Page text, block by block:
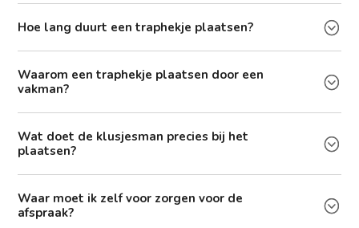
Hoe lang duurt een traphekje plaatsen?
Waarom een traphekje plaatsen door een
vakman?
Wat doet de klusjesman precies bij het
plaatsen?
Waar moet ik zelf voor zorgen voor de
afspraak?